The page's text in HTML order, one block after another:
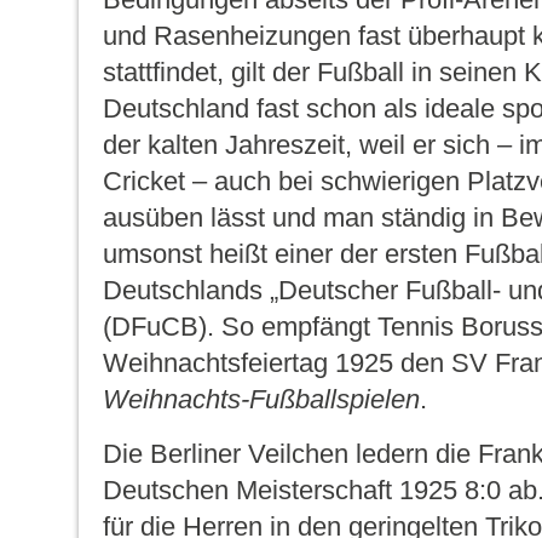
und Rasenheizungen fast überhaupt
stattfindet, gilt der Fußball in seinen
Deutschland fast schon als ideale
der kalten Jahreszeit, weil er sich –
Cricket – auch bei schwierigen
ausüben lässt und man ständig in
umsonst heißt einer der ersten
Deutschlands „Deutscher Fußball-
(DFuCB). So empfängt Tennis
Weihnachtsfeiertag 1925 den SV
Weihnachts-Fußballspielen.
Die Berliner Veilchen ledern die
Deutschen Meisterschaft 1925 8:0
für die Herren in den geringelten